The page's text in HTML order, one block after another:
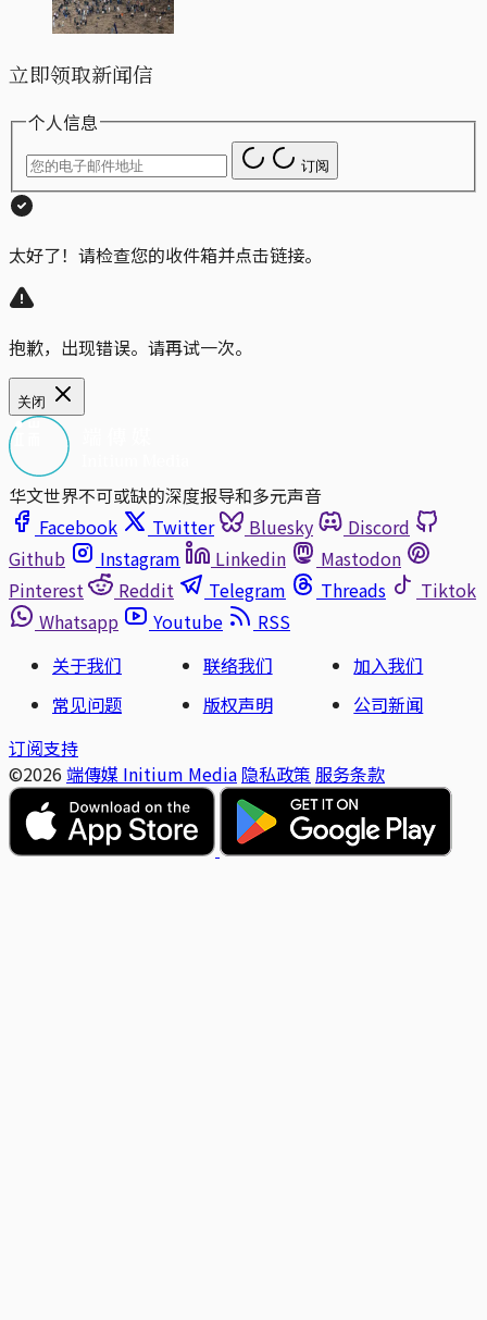
立即领取新闻信
个人信息
订阅
太好了！请检查您的收件箱并点击链接。
抱歉，出现错误。请再试一次。
关闭
华文世界不可或缺的深度报导和多元声音
Facebook
Twitter Bluesky
Discord
Github
Instagram Linkedin
Mastodon
Pinterest
Reddit Telegram Threads
Tiktok
Whatsapp
Youtube
RSS
关于我们
联络我们
加入我们
常见问题
版权声明
公司新闻
订阅支持
©2026 端傳媒 Initium Media 隐私政策 服务条款